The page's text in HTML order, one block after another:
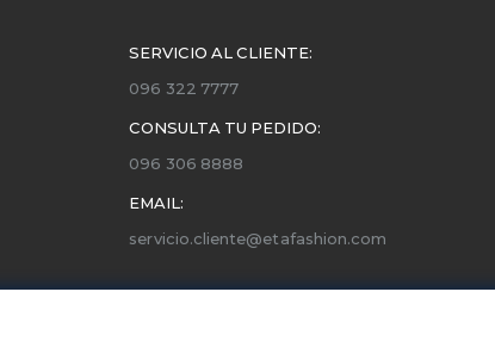
SERVICIO AL CLIENTE:
096 322 7777
CONSULTA TU PEDIDO:
096 306 8888
EMAIL:
servicio.cliente@etafashion.com